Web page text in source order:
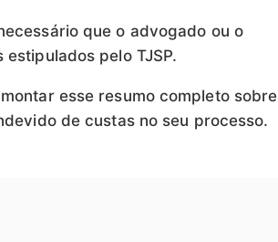
que o advogado ou o
pelo TJSP.
esse resumo completo sobre
de custas no seu processo.